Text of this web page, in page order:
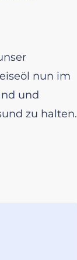
nun im
und
zu halten.